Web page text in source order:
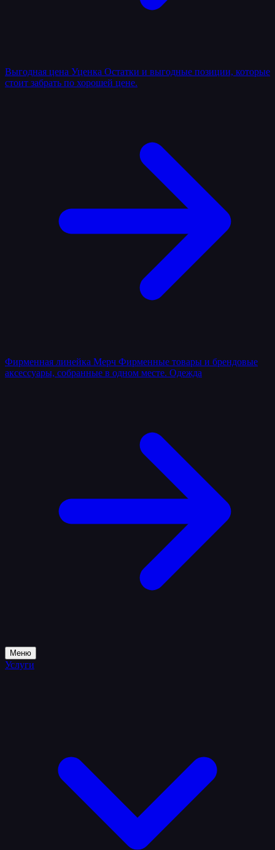
Выгодная цена Уценка Остатки и выгодные позиции, которые
стоит забрать по хорошей цене.
Фирменная линейка Мерч Фирменные товары и брендовые
аксессуары, собранные в одном месте. Одежда
Меню
Услуги